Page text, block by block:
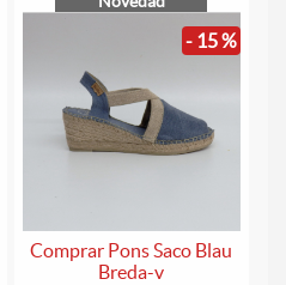
- 15 %
Comprar Pons Saco Blau
Breda-v